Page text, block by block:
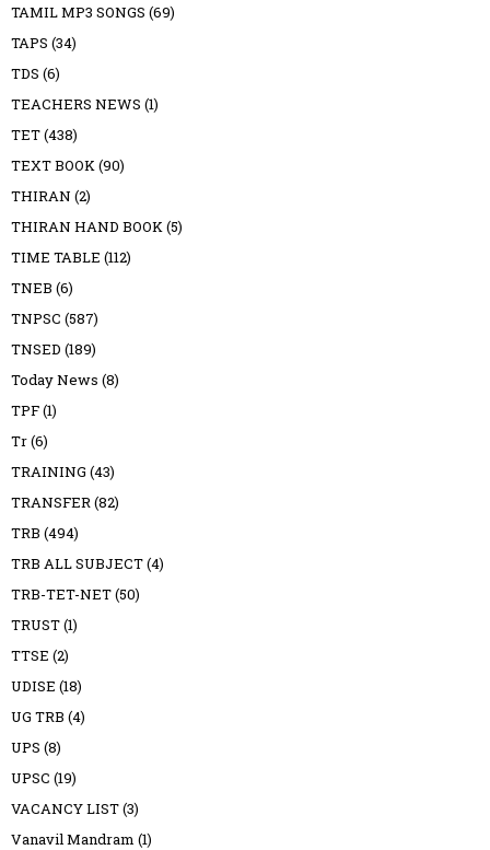
TAMIL MP3 SONGS (69)
TAPS (34)
TDS (6)
TEACHERS NEWS (1)
TET(438)
TEXT BOOK (90)
THIRAN (2)
THIRAN HAND BOOK (5)
TIME TABLE (112)
TNEB (6)
TNPSC (587)
TNSED (189)
Today News (8)
TPF(1)
Tr(6)
TRAINING (43)
TRANSFER (82)
TRB (494)
TRB ALL SUBJECT(4)
TRB-TET-NET(50)
TRUST(1)
TTSE (2)
UDISE (18)
UG TRB (4)
UPS (8)
UPSC (19)
VACANCY LIST(3)
Vanavil Mandram (1)